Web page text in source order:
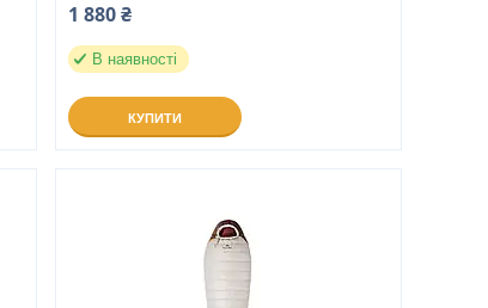
1 880 ₴
В наявності
КУПИТИ